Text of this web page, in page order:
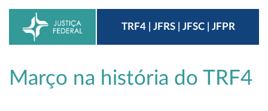
TRF4 | JFRS | JFSC | JFPR
Março na história do TRF4